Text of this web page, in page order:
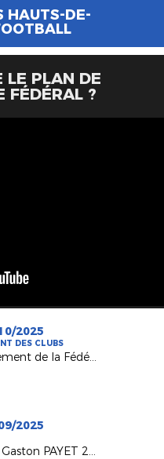
HAUTS-DE-
LE PLAN DE
FÉDÉRAL ?
2025
DES CLUBS
Plan d'Engagement de la Fédération
2025
Journée Louis Gaston PAYET 2025